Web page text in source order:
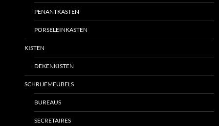
PENANTKASTEN
PORSELEINKASTEN
KISTEN
DEKENKISTEN
SCHRIJFMEUBELS
BUREAUS
SECRETAIRES